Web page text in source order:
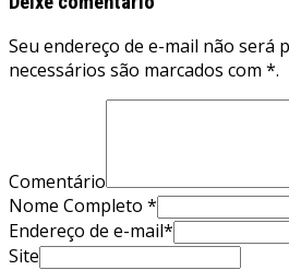
Seu endereço de e-mail não será
necessários são marcados com *.
Comentário
Nome Completo *
Endereço de e-mail*
Site